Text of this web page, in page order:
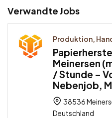
Verwandte Jobs
Produktion,
Meinersen
/ Stunde –
Nebenjob,
38536
Deutschland